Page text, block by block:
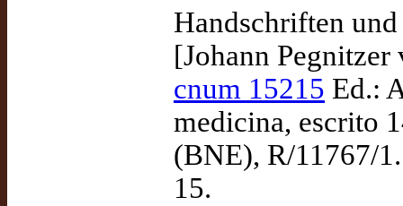
Handschriften
[Johann
cnum 15215 Ed.:
medicina, escrito
(BNE), R/11767/
15.